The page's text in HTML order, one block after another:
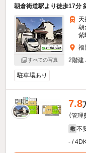
朝倉街道駅より徒歩17分
すべての写真
天
朝
紫
福
2階建
駐車場あり
7.8
（管理
敷 不
- /